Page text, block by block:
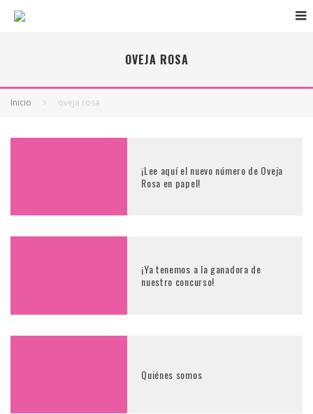
OVEJA ROSA
Inicio oveja rosa
¡Lee aquí el nuevo número de Oveja
Rosa en papel!
¡Ya tenemos a la ganadora de
nuestro concurso!
Quiénes somos